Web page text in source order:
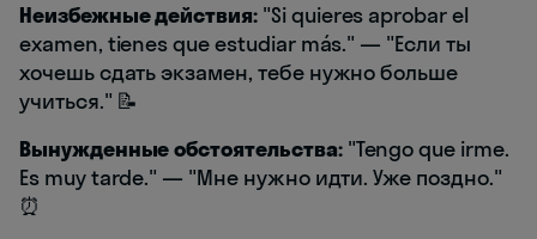
Неизбежные действия: "Si quieres aprobar el
examen, tienes que estudiar más." — "Если ты
хочешь сдать экзамен, тебе нужно больше
учиться." 📝
Вынужденные обстоятельства:"Tengo que irme.
Es muy tarde." — "Мне нужно идти. Уже поздно."
⏰